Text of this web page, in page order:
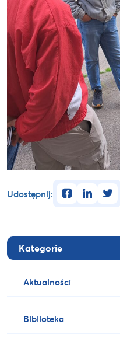
Kategorie
Aktualności
Biblioteka
Udostępnij: facebooklinkedintwitter